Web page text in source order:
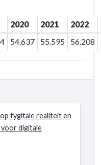
2020 2021 2022
54.637 55.595 56.208
fygitale realiteit en
digitale